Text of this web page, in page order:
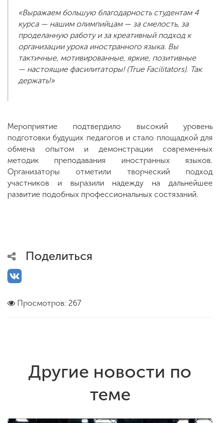
«Выражаем большую благодарность студентам 4
курса — нашим олимпийцам — за смелость, за
проделанную работу и за креативный подход к
организации урока иностранного языка. Вы
тактичные, мотивированные, яркие, позитивные
— настоящие фасилитаторы! (True Facilitators). Так
держать!»
Мероприятие подтвердило высокий уровень
подготовки будущих педагогов и стало площадкой для
обмена опытом и демонстрации современных
методик преподавания иностранных языков.
Организаторы отметили творческий подход
участников и выразили надежду на дальнейшее
развитие подобных профессиональных состязаний.
Поделиться
Просмотров: 267
Другие новости по
теме